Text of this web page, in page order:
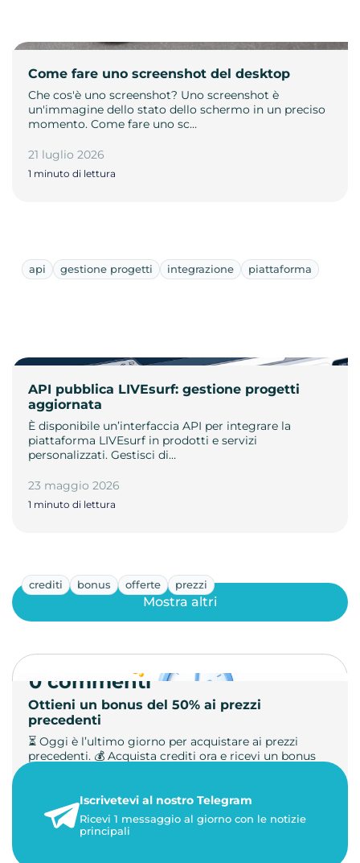
Come fare uno screenshot del desktop
Che cos'è uno screenshot? Uno screenshot è
un'immagine dello stato dello schermo in un preciso
momento. Come fare uno sc…
21 luglio 2026
1 minuto di lettura
api gestione progetti integrazione piattaforma
API pubblica LIVEsurf: gestione progetti
aggiornata
È disponibile un’interfaccia API per integrare la
piattaforma LIVEsurf in prodotti e servizi
personalizzati. Gestisci di…
23 maggio 2026
1 minuto di lettura
crediti bonus offerte prezzi
Ottieni un bonus del 50% ai prezzi
precedenti
⏳ Oggi è l’ultimo giorno per acquistare ai prezzi
precedenti. 💰 Acquista crediti ora e ricevi un bonus
23 maggio 2026
1 minuto di lettura
Mostra altri
0 commenti
Iscrivetevi al nostro Telegram
Ricevi 1 messaggio al giorno con le notizie
principali